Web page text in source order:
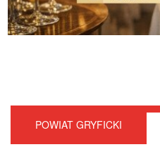
POWIAT GRYFICKI